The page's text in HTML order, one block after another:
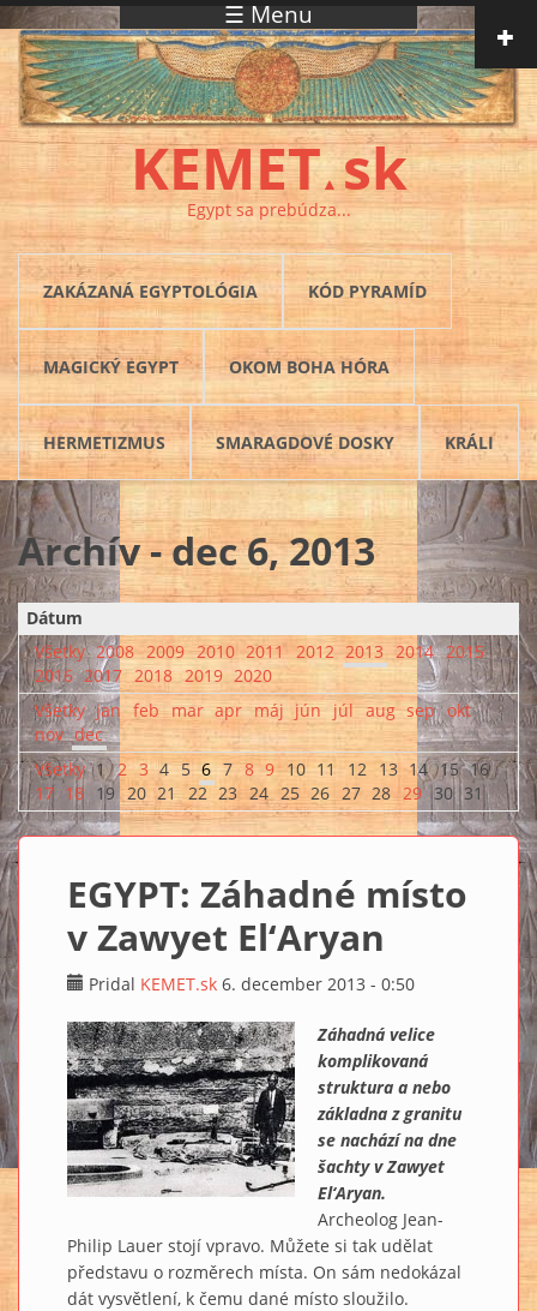
Skočiť na hlavný obsah ☰ Menu
KEMET▲ sk
Egypt sa prebúdza...
ZAKÁZANÁ EGYPTOLÓGIA KÓD PYRAMÍD
MAGICKÝ EGYPT OKOM BOHA HÓRA
HERMETIZMUS SMARAGDOVÉ DOSKY KRÁLI
Archív - dec 6, 2013
Dátum
Všetky 2008 2009 2010 2011 2012 2013 2014 2015
2016 2017 2018 2019 2020
Všetky jan feb mar apr máj jún júl aug sep okt
nov dec
Všetky 1 2 3 4 5 6 7 8 9 10 11 12 13 14 15 16
17 18 19 20 21 22 23 24 25 26 27 28 29 30 31
EGYPT: Záhadné místo
v Zawyet El‘Aryan
Pridal KEMET.sk 6. december 2013 - 0:50
Záhadná velice
komplikovaná
struktura a nebo
základna z granitu
se nachází na dne
šachty v Zawyet
El‘Aryan.
Archeolog Jean-
Philip Lauer stojí vpravo. Můžete si tak udělat
představu o rozměrech místa. On sám nedokázal
dát vysvětlení, k čemu dané místo sloužilo.